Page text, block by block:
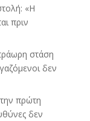
«Η
πριν
στάση
δεν
πρώτη
δεν